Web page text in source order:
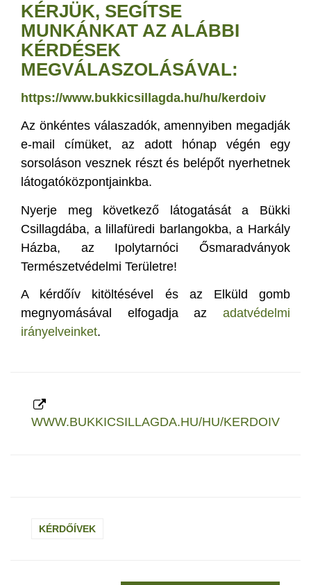
KÉRJÜK, SEGÍTSE
MUNKÁNKAT AZ ALÁBBI
KÉRDÉSEK
MEGVÁLASZOLÁSÁVAL:
https://www.bukkicsillagda.hu/hu/kerdoiv
Az önkéntes válaszadók, amennyiben megadják
e-mail címüket, az adott hónap végén egy
sorsoláson vesznek részt és belépőt nyerhetnek
látogatóközpontjainkba.
Nyerje meg következő látogatását a Bükki
Csillagdába, a lillafüredi barlangokba, a Harkály
Házba, az Ipolytarnóci Ősmaradványok
Természetvédelmi Területre!
A kérdőív kitöltésével és az Elküld gomb
megnyomásával elfogadja az adatvédelmi
irányelveinket.
WWW.BUKKICSILLAGDA.HU/HU/KERDOIV
KÉRDŐÍVEK